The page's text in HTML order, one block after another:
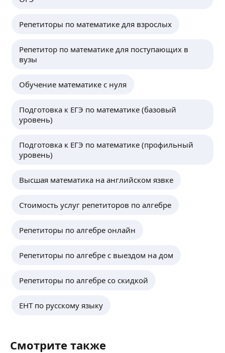
Репетиторы по математике для взрослых
Репетитор по математике для поступающих в
вузы
Обучение математике с нуля
Подготовка к ЕГЭ по математике (базовый
уровень)
Подготовка к ЕГЭ по математике (профильный
уровень)
Высшая математика на английском язвке
Стоимость услуг репетиторов по алгебре
Репетиторы по алгебре онлайн
Репетиторы по алгебре с выездом на дом
Репетиторы по алгебре со скидкой
ЕНТ по русскому языку
Смотрите также